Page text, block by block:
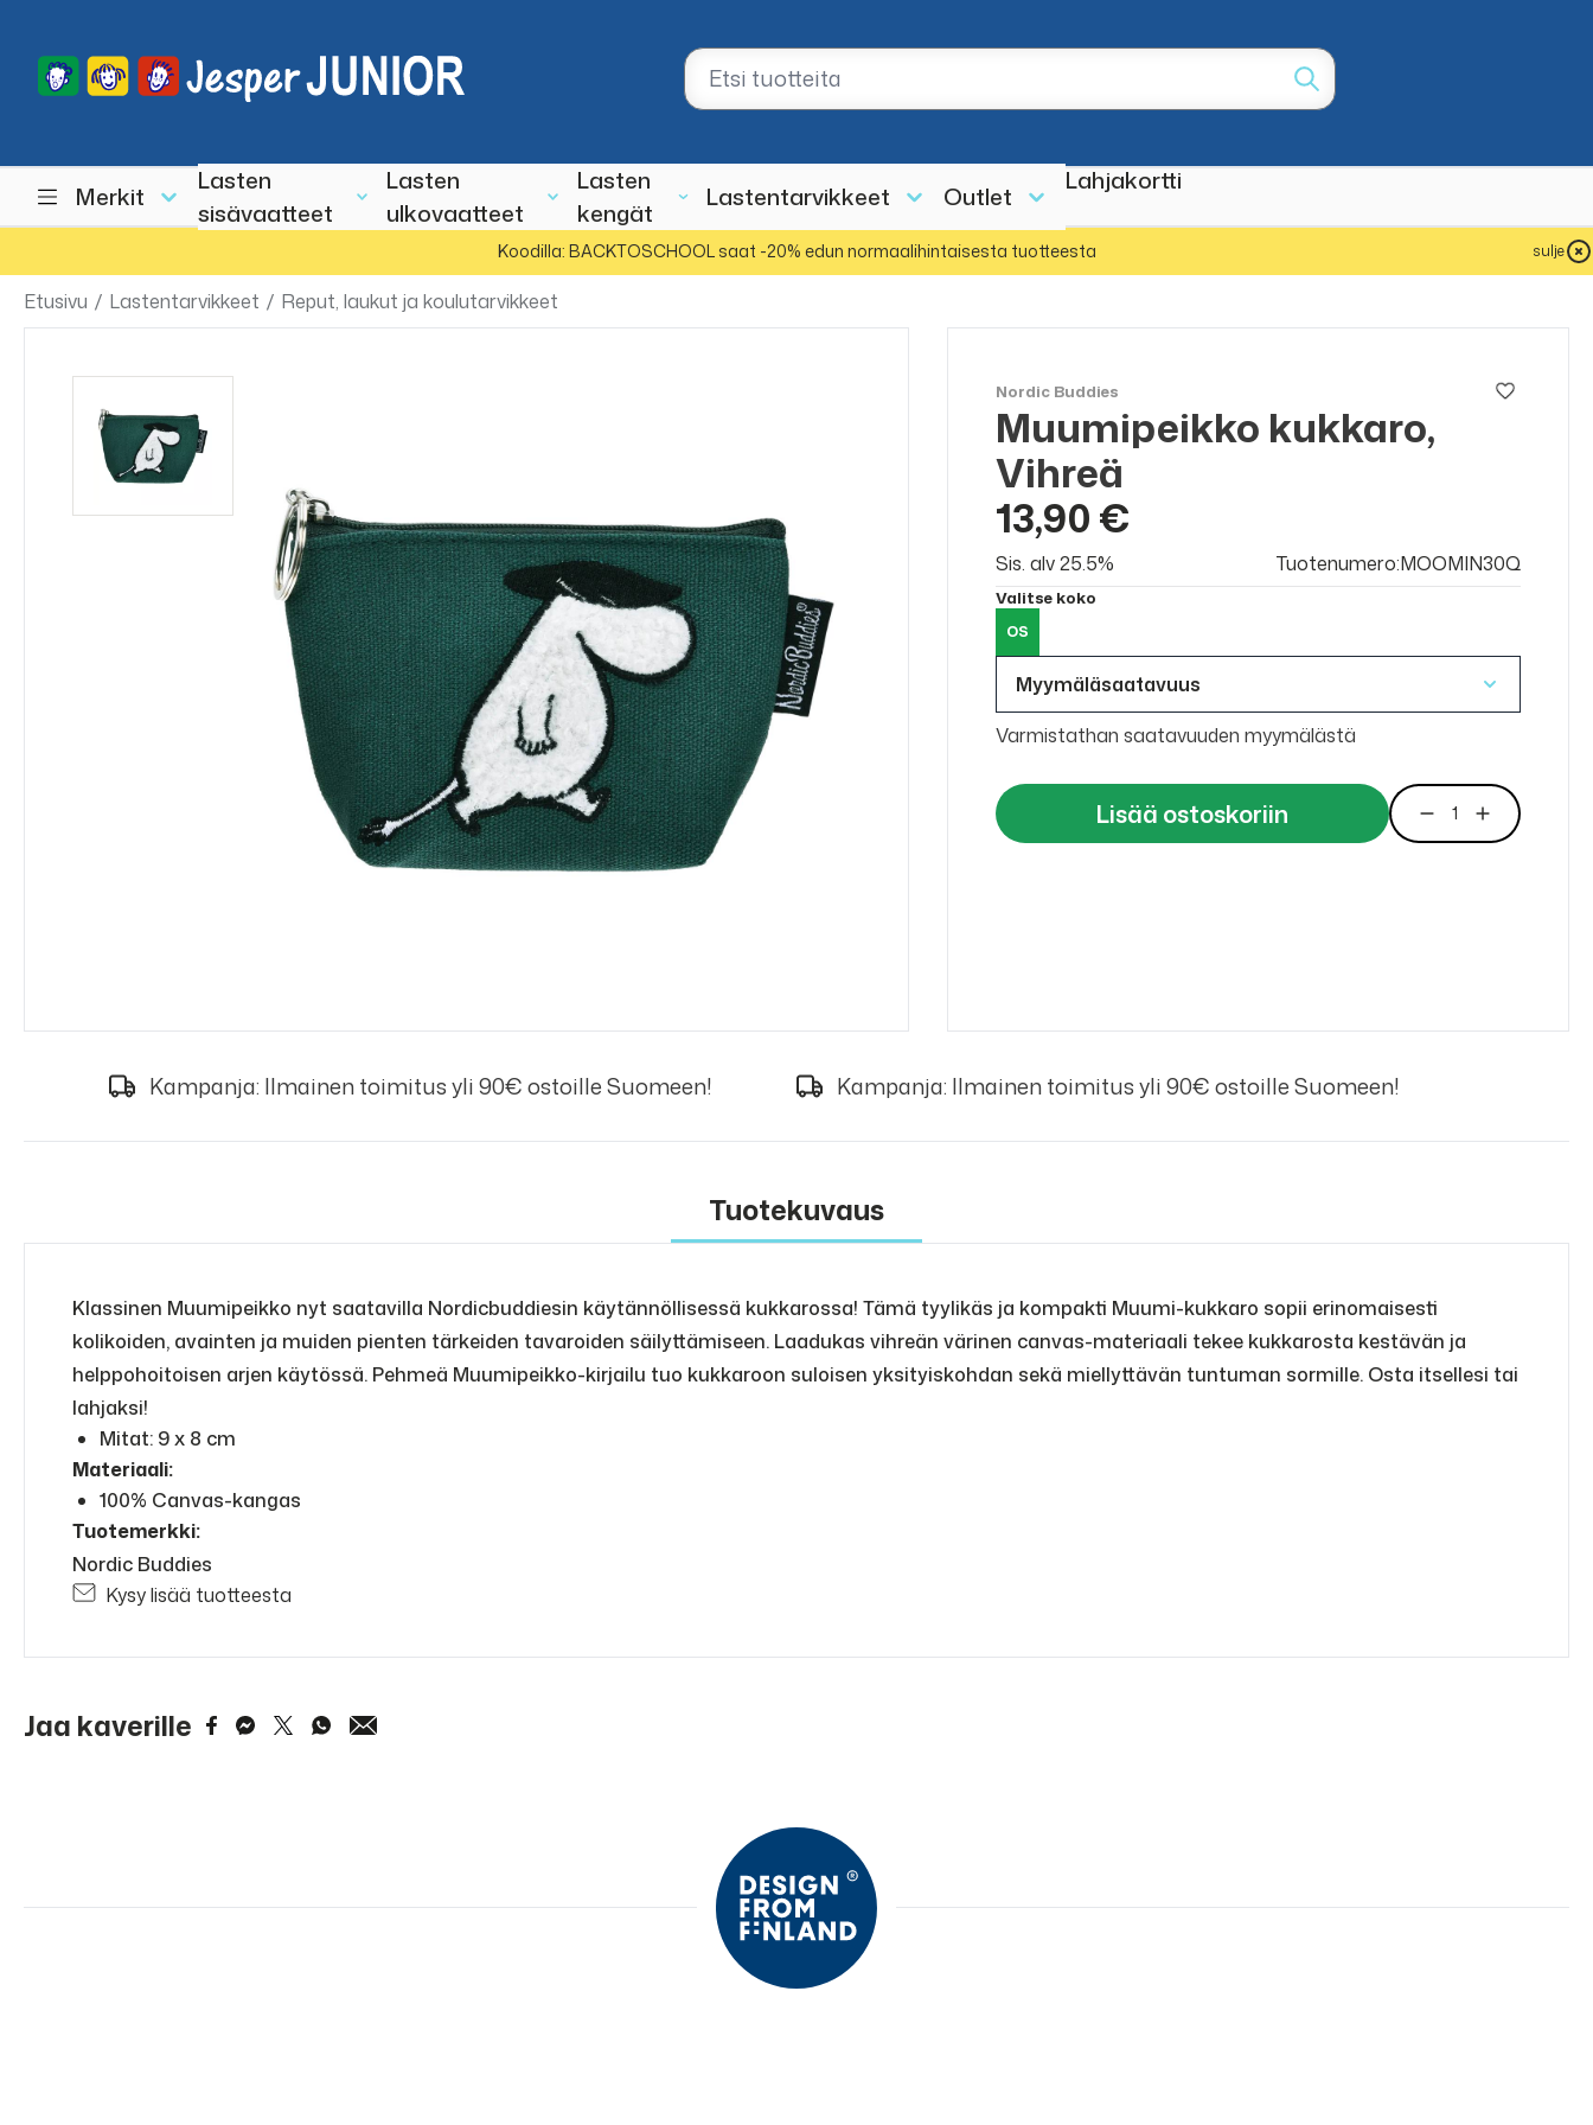
Merkit
Lasten
sisävaatteet
Lasten
ulkovaatteet
Lasten
kengät
Lastentarvikkeet Outlet
Lahjakortti
Koodilla: BACKTOSCHOOL saat -20% edun normaalihintaisesta tuotteesta sulje
Etusivu / Lastentarvikkeet / Reput, laukut ja koulutarvikkeet
Nordic Buddies
Muumipeikko kukkaro,
Vihreä
13,90 €
Sis. alv 25.5% Tuotenumero:MOOMIN30Q
Valitse koko
OS
Myymäläsaatavuus
Varmistathan saatavuuden myymälästä
Lisää ostoskoriin
Kampanja: Ilmainen toimitus yli 90€ ostoille Suomeen! Kampanja: Ilmainen toimitus yli 90€ ostoille Suomeen!
Tuotekuvaus
Klassinen Muumipeikko nyt saatavilla Nordicbuddiesin käytännöllisessä kukkarossa! Tämä tyylikäs ja kompakti Muumi-kukkaro sopii erinomaisesti
kolikoiden, avainten ja muiden pienten tärkeiden tavaroiden säilyttämiseen. Laadukas vihreän värinen canvas-materiaali tekee kukkarosta kestävän ja
helppohoitoisen arjen käytössä. Pehmeä Muumipeikko-kirjailu tuo kukkaroon suloisen yksityiskohdan sekä miellyttävän tuntuman sormille. Osta itsellesi tai
lahjaksi!
Mitat: 9 x 8 cm
Materiaali:
100% Canvas-kangas
Tuotemerkki:
Nordic Buddies
Kysy lisää tuotteesta
Jaa kaverille